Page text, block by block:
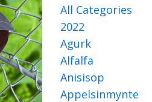
All Categories
2022
Agurk
Alfalfa
Anisisop
Appelsinmynte